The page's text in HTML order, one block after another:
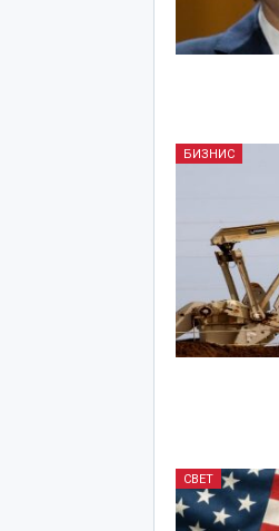
БИЗНИС
СВЕТ